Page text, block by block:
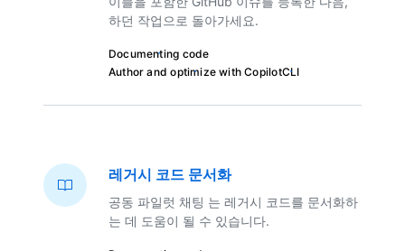
하던 작업으로 돌아가세요.
Documenting code
Author and optimize with CopilotCLI
레거시 코드 문서화
공동 파일럿 채팅 는 레거시 코드를 문서화하
는 데 도움이 될 수 있습니다.